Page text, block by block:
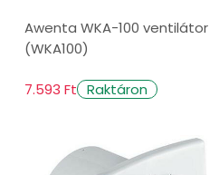
Awenta WKA-100 ventilátor
(WKA100)
7.593 Ft Raktáron